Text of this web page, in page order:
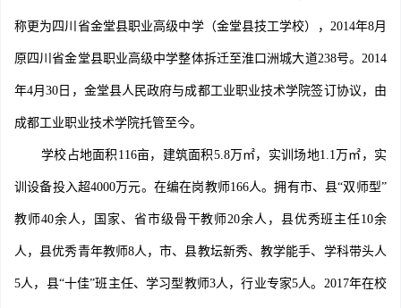
称更为四川省金堂县职业高级中学（金堂县技工学校），2014年8月
原四川省金堂县职业高级中学整体拆迁至淮口洲城大道238号。2014
年4月30日，金堂县人民政府与成都工业职业技术学院签订协议，由
成都工业职业技术学院托管至今。
学校占地面积116亩，建筑面积5.8万㎡，实训场地1.1万㎡，实
训设备投入超4000万元。在编在岗教师166人。拥有市、县“双师型”
教师40余人，国家、省市级骨干教师20余人，县优秀班主任10余
人，县优秀青年教师8人，市、县教坛新秀、教学能手、学科带头人
5人，县“十佳”班主任、学习型教师3人，行业专家5人。2017年在校